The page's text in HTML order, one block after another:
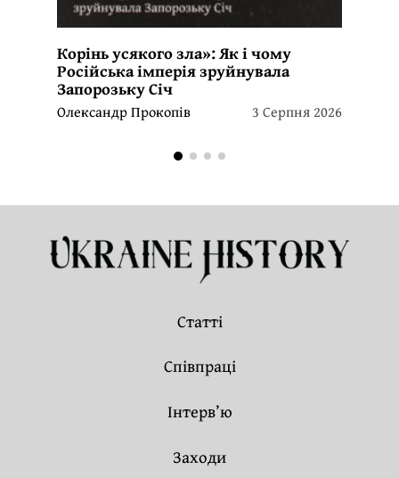
Корінь усякого зла»: Як і чому
Російська імперія зруйнувала
Запорозьку Січ
Олександр Прокопів 3 Серпня 2026
Статті
Співпраці
Інтерв’ю
Заходи